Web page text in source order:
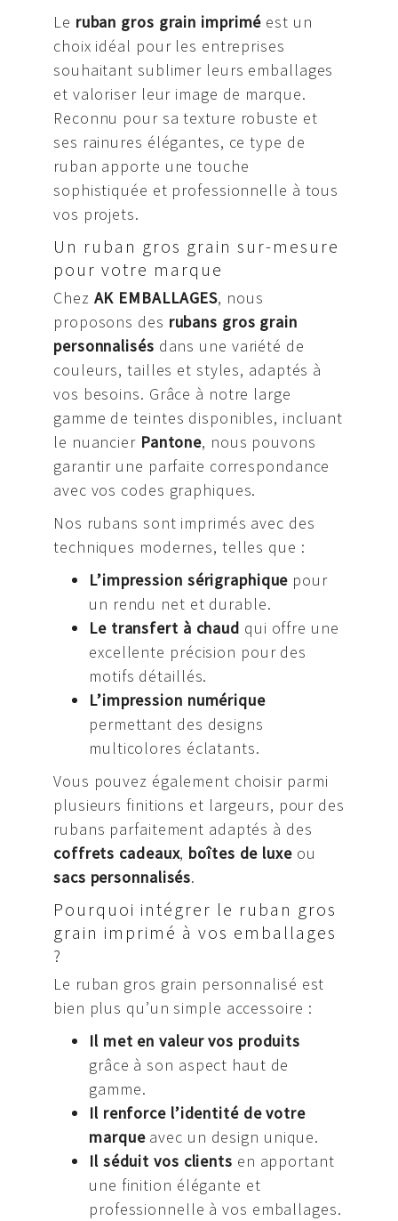
Le ruban gros grain imprimé est un
choix idéal pour les entreprises
souhaitant sublimer leurs emballages
et valoriser leur image de marque.
Reconnu pour sa texture robuste et
ses rainures élégantes, ce type de
ruban apporte une touche
sophistiquée et professionnelle à tous
vos projets.
Un ruban gros grain sur-mesure
pour votre marque
Chez AK EMBALLAGES, nous
proposons des rubans gros grain
personnalisés dans une variété de
couleurs, tailles et styles, adaptés à
vos besoins. Grâce à notre large
gamme de teintes disponibles, incluant
le nuancier Pantone, nous pouvons
garantir une parfaite correspondance
avec vos codes graphiques.
Nos rubans sont imprimés avec des
techniques modernes, telles que :
L’impression sérigraphique pour
un rendu net et durable.
Le transfert à chaud qui offre une
excellente précision pour des
motifs détaillés.
L’impression numérique
permettant des designs
multicolores éclatants.
Vous pouvez également choisir parmi
plusieurs finitions et largeurs, pour des
rubans parfaitement adaptés à des
coffrets cadeaux, boîtes de luxeou
sacs personnalisés.
Pourquoi intégrer le ruban gros
grain imprimé à vos emballages
?
Le ruban gros grain personnalisé est
bien plus qu’un simple accessoire :
Il met en valeur vos produits
grâce à son aspect haut de
gamme.
Il renforce l’identité de votre
marqueavec un design unique.
Il séduit vos clients en apportant
une finition élégante et
professionnelle à vos emballages.